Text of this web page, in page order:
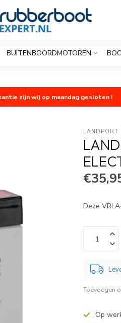
BUITENBOORDMOTOREN
zijn wij op maandag gesloten !
LANDPORT
Deze
Toevoegen
Op